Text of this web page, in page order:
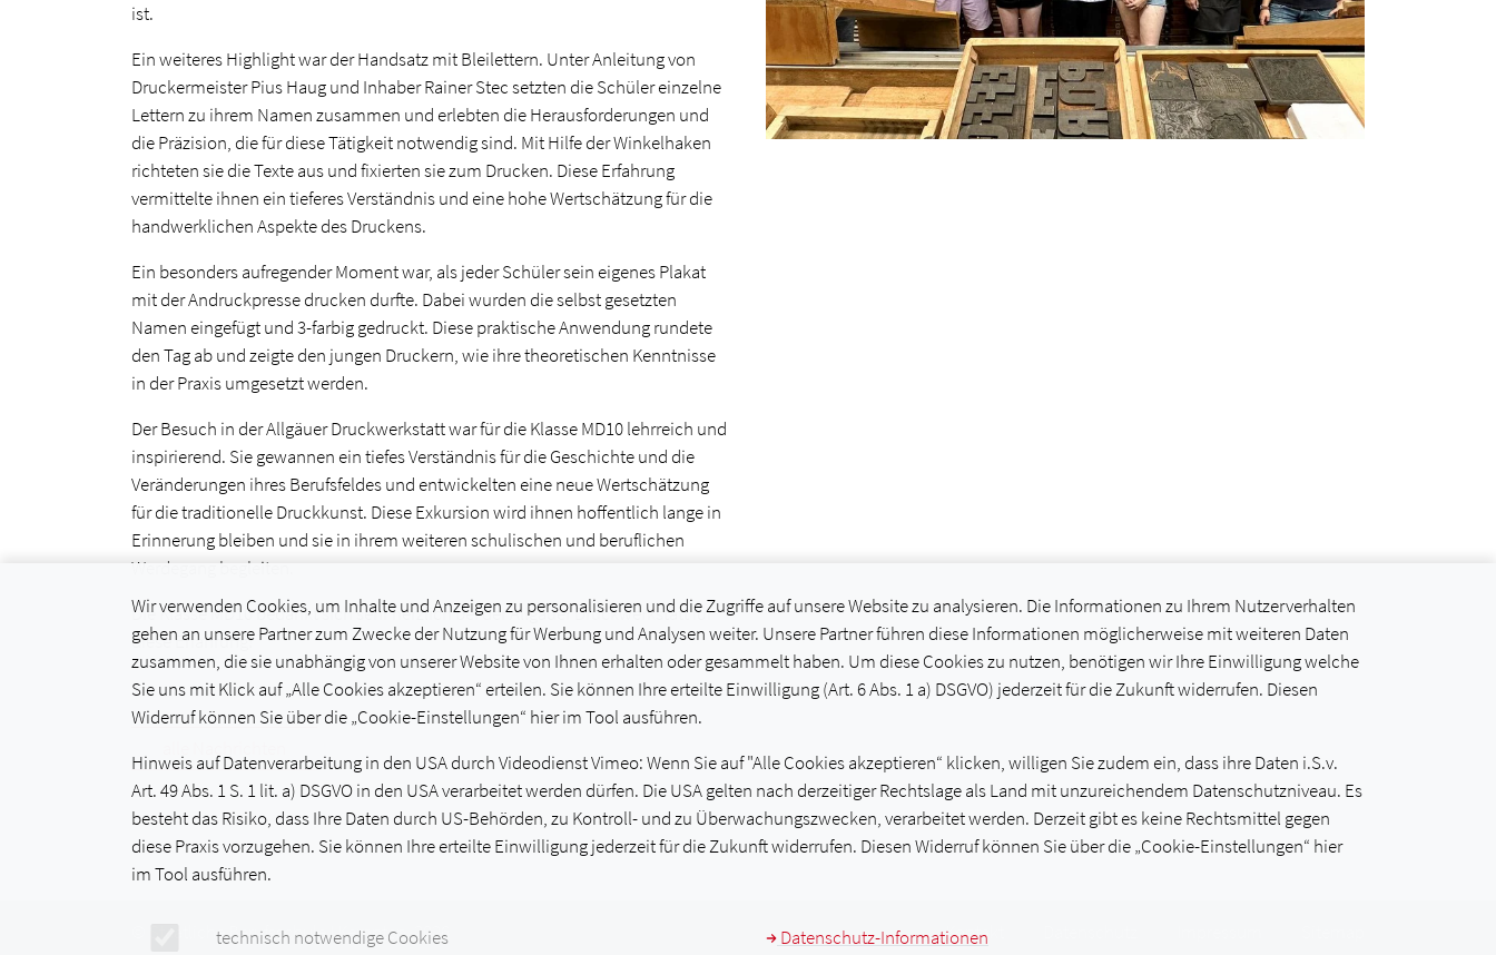
ist.
Ein weiteres Highlight war der Handsatz mit Bleilettern. Unter Anleitung von
Druckermeister Pius Haug und Inhaber Rainer Stec setzten die Schüler einzelne
Lettern zu ihrem Namen zusammen und erlebten die Herausforderungen und
die Präzision, die für diese Tätigkeit notwendig sind. Mit Hilfe der Winkelhaken
richteten sie die Texte aus und fixierten sie zum Drucken. Diese Erfahrung
vermittelte ihnen ein tieferes Verständnis und eine hohe Wertschätzung für die
handwerklichen Aspekte des Druckens.
Ein besonders aufregender Moment war, als jeder Schüler sein eigenes Plakat
mit der Andruckpresse drucken durfte. Dabei wurden die selbst gesetzten
Namen eingefügt und 3-farbig gedruckt. Diese praktische Anwendung rundete
den Tag ab und zeigte den jungen Druckern, wie ihre theoretischen Kenntnisse
in der Praxis umgesetzt werden.
Der Besuch in der Allgäuer Druckwerkstatt war für die Klasse MD10 lehrreich und
inspirierend. Sie gewannen ein tiefes Verständnis für die Geschichte und die
Veränderungen ihres Berufsfeldes und entwickelten eine neue Wertschätzung
für die traditionelle Druckkunst. Diese Exkursion wird ihnen hoffentlich lange in
Erinnerung bleiben und sie in ihrem weiteren schulischen und beruflichen
Werdegang begleiten.
Die Klasse MD10 bedankt sich sehr herzlich bei der Allgäuer Druckwerkstatt für
diese Erfahrung!
© Staatliche Berufsschule I Kempten, 2026 Kontakt
Wir verwenden Cookies, um Inhalte und Anzeigen zu personalisieren und die Zugriffe auf unsere Website zu analysieren. Die Informationen zu Ihrem Nutzerverhalten
gehen an unsere Partner zum Zwecke der Nutzung für Werbung und Analysen weiter. Unsere Partner führen diese Informationen möglicherweise mit weiteren Daten
zusammen, die sie unabhängig von unserer Website von Ihnen erhalten oder gesammelt haben. Um diese Cookies zu nutzen, benötigen wir Ihre Einwilligung welche
Sie uns mit Klick auf „Alle Cookies akzeptieren“ erteilen. Sie können Ihre erteilte Einwilligung (Art. 6 Abs. 1 a) DSGVO) jederzeit für die Zukunft widerrufen. Diesen
Widerruf können Sie über die „Cookie-Einstellungen“ hier im Tool ausführen.
Hinweis auf Datenverarbeitung in den USA durch Videodienst Vimeo: Wenn Sie auf "Alle Cookies akzeptieren“ klicken, willigen Sie zudem ein, dass ihre Daten i.S.v.
Art. 49 Abs. 1 S. 1 lit. a) DSGVO in den USA verarbeitet werden dürfen. Die USA gelten nach derzeitiger Rechtslage als Land mit unzureichendem Datenschutzniveau. Es
besteht das Risiko, dass Ihre Daten durch US-Behörden, zu Kontroll- und zu Überwachungszwecken, verarbeitet werden. Derzeit gibt es keine Rechtsmittel gegen
diese Praxis vorzugehen. Sie können Ihre erteilte Einwilligung jederzeit für die Zukunft widerrufen. Diesen Widerruf können Sie über die „Cookie-Einstellungen“ hier
im Tool ausführen.
technisch notwendige Cookies
Datenschutz-Informationen